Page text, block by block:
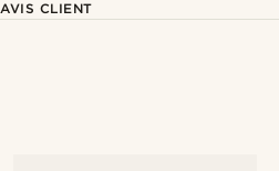
AVIS CLIENT